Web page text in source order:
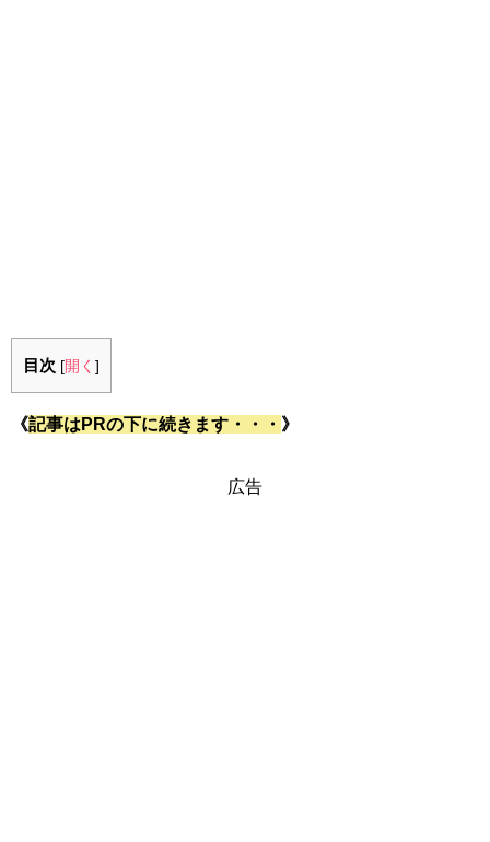
目次 [開く ]
《記事はPRの下に続きます・・・ 》
広告